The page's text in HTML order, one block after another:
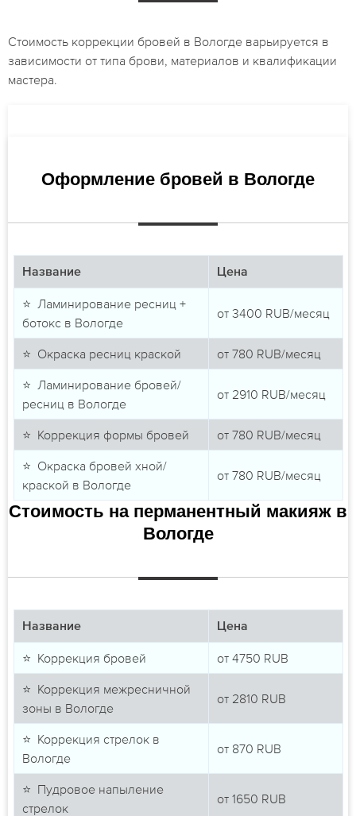
Стоимость коррекции бровей в Вологде варьируется в
зависимости от типа брови, материалов и квалификации
мастера.
Оформление бровей в Вологде
Название Цена
⭐ Ламинирование ресниц +
ботокс в Вологде
от 3400 RUB/месяц
⭐ Окраска ресниц краской от 780 RUB/месяц
⭐ Ламинирование бровей/
ресниц в Вологде
от 2910 RUB/месяц
⭐ Коррекция формы бровей от 780 RUB/месяц
⭐ Окраска бровей хной/
краской в Вологде
от 780 RUB/месяц
Стоимость на перманентный макияж в
Вологде
Название Цена
⭐ Коррекция бровей от 4750 RUB
⭐ Коррекция межресничной
зоны в Вологде
от 2810 RUB
⭐ Коррекция стрелок в
Вологде
от 870 RUB
⭐ Пудровое напыление
стрелок
от 1650 RUB